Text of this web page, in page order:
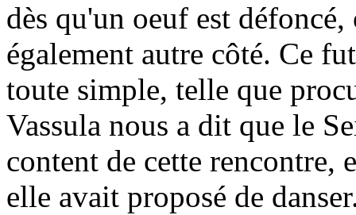
dès qu'un oeuf est
également autre côté. Ce
toute simple, telle que
Vassula nous a dit que le
content de cette rencontre,
elle avait proposé de